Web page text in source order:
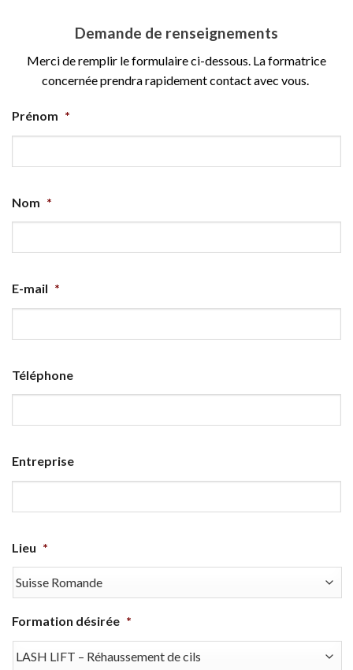
Demande de renseignements
Merci de remplir le formulaire ci-dessous. La formatrice
concernée prendra rapidement contact avec vous.
Prénom *
Nom *
E-mail *
Téléphone
Entreprise
Lieu *
Formation désirée *